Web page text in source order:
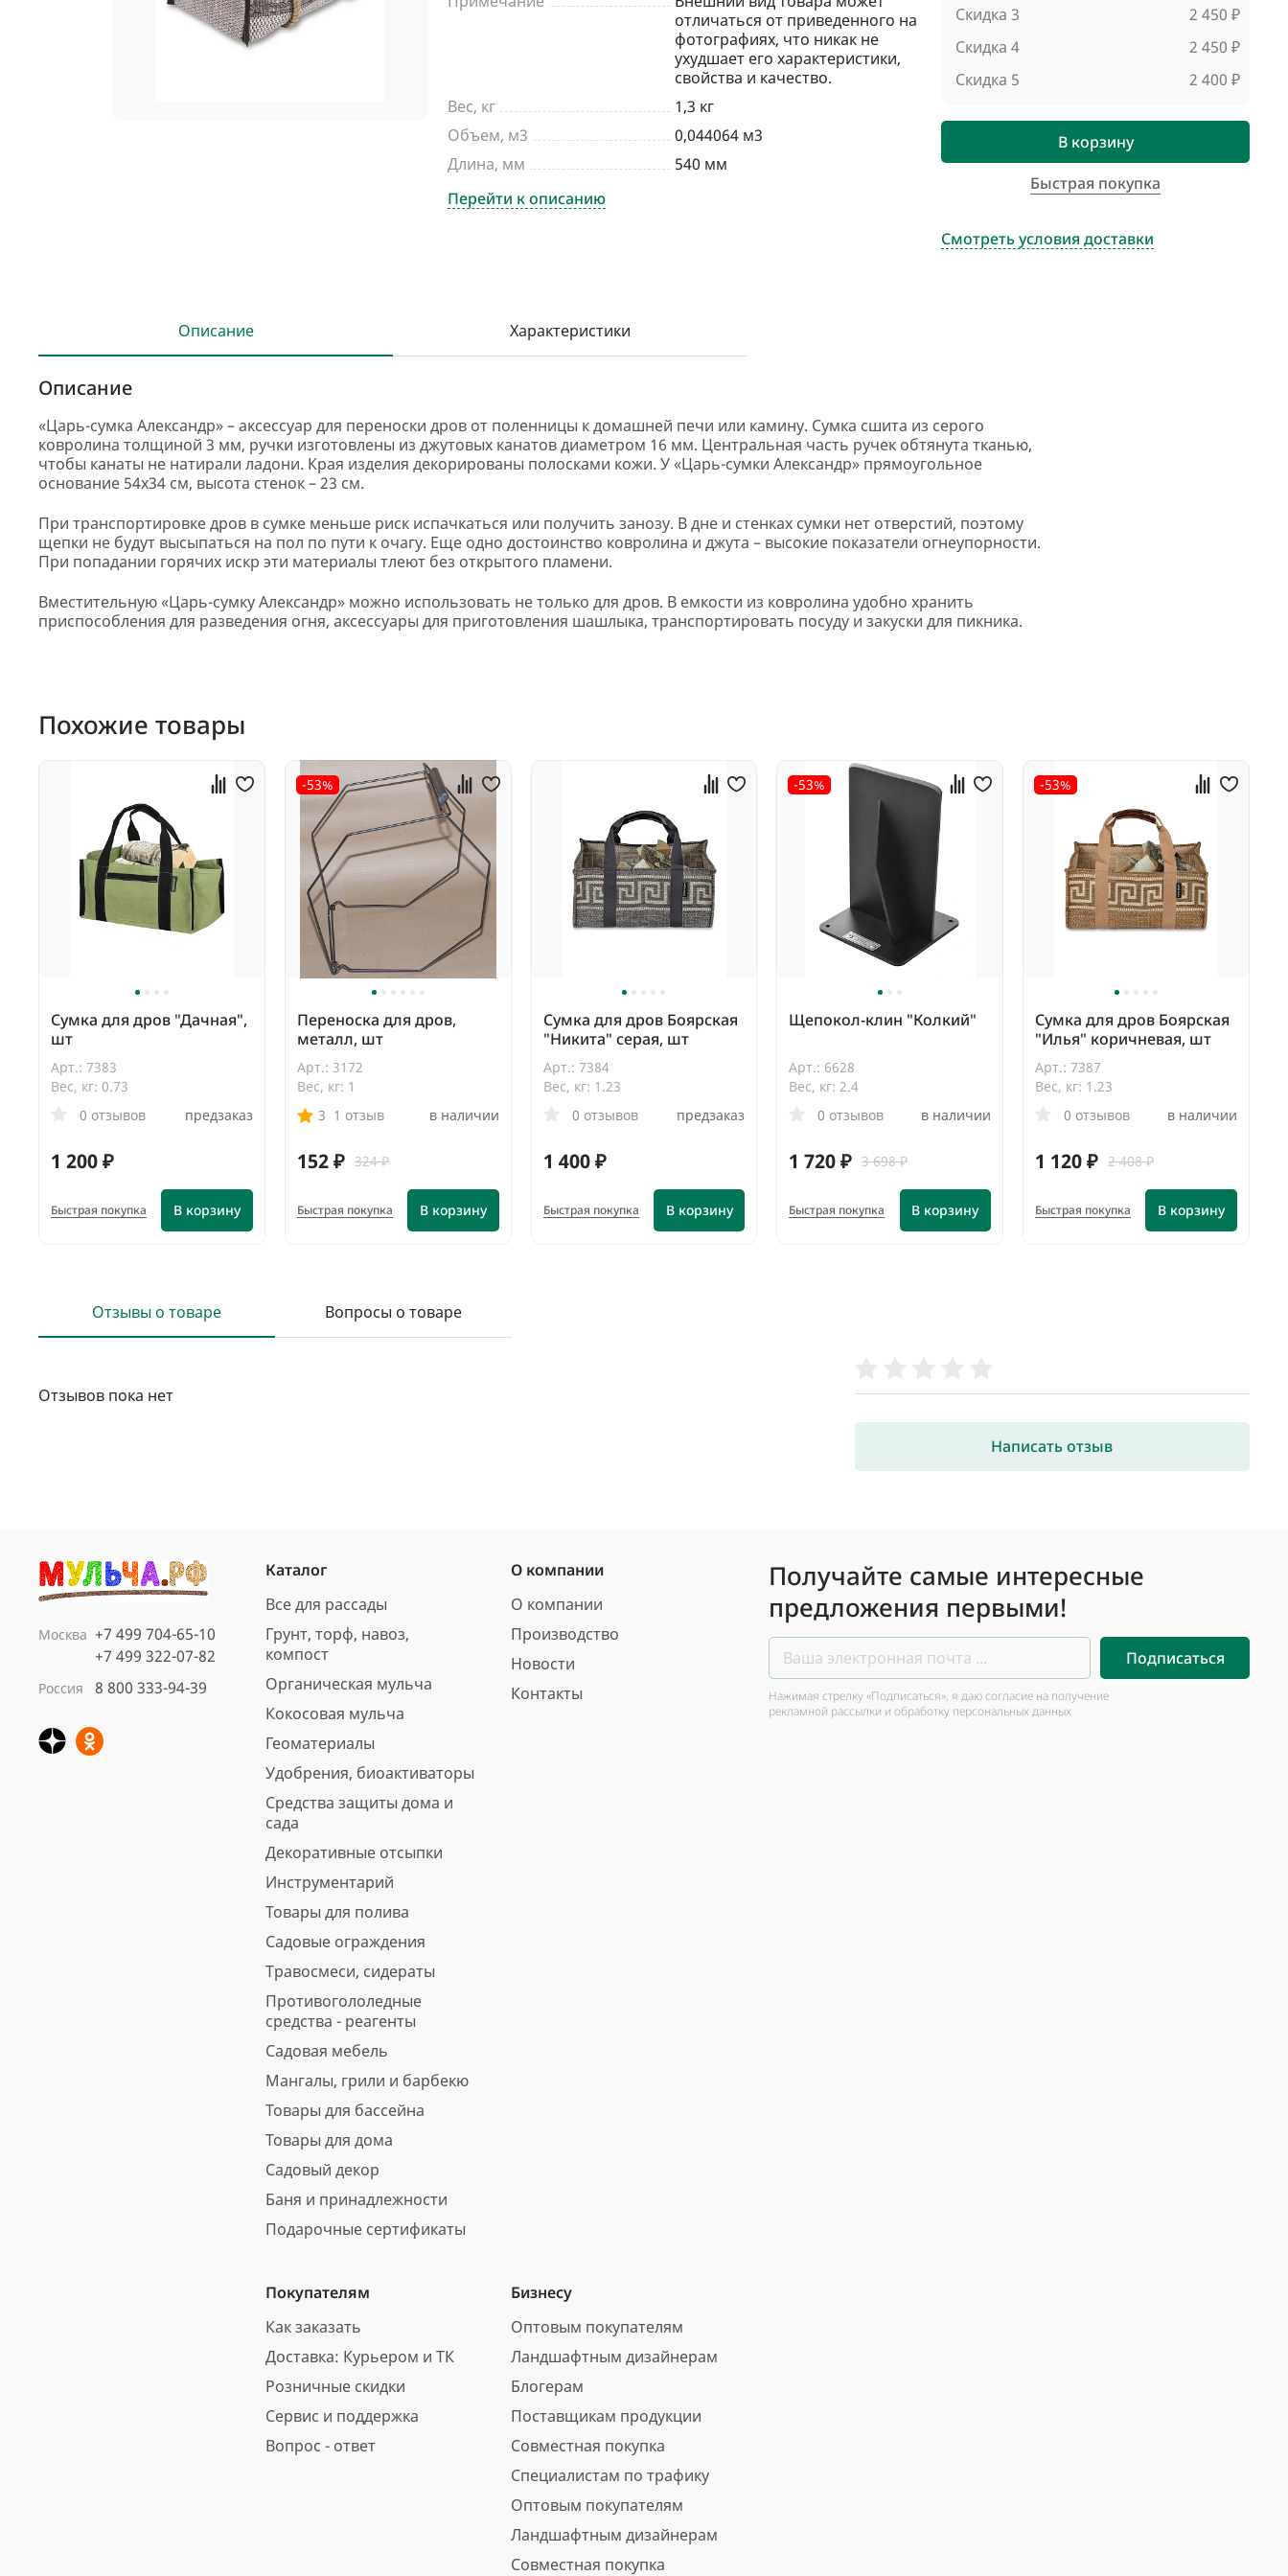
отличаться от приведенного на
фотографиях, что никак не
ухудшает его характеристики,
свойства и качество.
Вес, кг
1,3 кг
Объем, м3
0,044064 м3
Длина, мм
540 мм
Перейти к описанию
Скидка 3
2 450 ₽
Скидка 4
2 450 ₽
Скидка 5
2 400 ₽
В корзину
Быстрая покупка
Смотреть условия доставки
Описание Характеристики
Описание
«Царь-сумка Александр» – аксессуар для переноски дров от поленницы к домашней печи или камину. Сумка сшита из серого
ковролина толщиной 3 мм, ручки изготовлены из джутовых канатов диаметром 16 мм. Центральная часть ручек обтянута тканью,
чтобы канаты не натирали ладони. Края изделия декорированы полосками кожи. У «Царь-сумки Александр» прямоугольное
основание 54х34 см, высота стенок – 23 см.
При транспортировке дров в сумке меньше риск испачкаться или получить занозу. В дне и стенках сумки нет отверстий, поэтому
щепки не будут высыпаться на пол по пути к очагу. Еще одно достоинство ковролина и джута – высокие показатели огнеупорности.
При попадании горячих искр эти материалы тлеют без открытого пламени.
Вместительную «Царь-сумку Александр» можно использовать не только для дров. В емкости из ковролина удобно хранить
приспособления для разведения огня, аксессуары для приготовления шашлыка, транспортировать посуду и закуски для пикника.
Похожие товары
Сумка для дров "Дачная",
шт
Арт.: 7383
Вес, кг: 0.73
0 отзывов
предзаказ
1 200 ₽
В корзину
Быстрая покупка
-53%
Переноска для дров,
металл, шт
Арт.: 3172
Вес, кг: 1
3 1 отзыв в наличии
152 ₽ 324 ₽
В корзину
Быстрая покупка
Сумка для дров Боярская
"Никита" серая, шт
Арт.: 7384
Вес, кг: 1.23
0 отзывов
предзаказ
1 400 ₽
В корзину
Быстрая покупка
-53%
Щепокол-клин "Колкий"
Арт.: 6628
Вес, кг: 2.4
0 отзывов
в наличии
1 720 ₽ 3 698 ₽
В корзину
Быстрая покупка
-53%
Сумка для дров Боярская
"Илья" коричневая, шт
Арт.: 7387
Вес, кг: 1.23
0 отзывов
в наличии
1 120 ₽ 2 408 ₽
В корзину
Быстрая покупка
Отзывы о товаре Вопросы о товаре
Написать отзыв
Отзывов пока нет
Москва +7 499 704-65-10
+7 499 322-07-82
Россия 8 800 333-94-39
Каталог
Все для рассады
Грунт, торф, навоз,
компост
Органическая мульча
Кокосовая мульча
Геоматериалы
Удобрения, биоактиваторы
Средства защиты дома и
сада
Декоративные отсыпки
Инструментарий
Товары для полива
Садовые ограждения
Травосмеси, сидераты
Противогололедные
средства - реагенты
Садовая мебель
Мангалы, грили и барбекю
Товары для бассейна
Товары для дома
Садовый декор
Баня и принадлежности
Подарочные сертификаты
О компании
О компании
Производство
Новости
Контакты
Покупателям
Как заказать
Доставка: Курьером и ТК
Розничные скидки
Сервис и поддержка
Вопрос - ответ
Бизнесу
Оптовым покупателям
Ландшафтным дизайнерам
Блогерам
Поставщикам продукции
Совместная покупка
Специалистам по трафику
Оптовым покупателям
Ландшафтным дизайнерам
Совместная покупка
Получайте самые интересные
предложения первыми!
Подписаться
Нажимая стрелку «Подписаться», я даю согласие на получение
рекламной рассылки и обработку персональных данных